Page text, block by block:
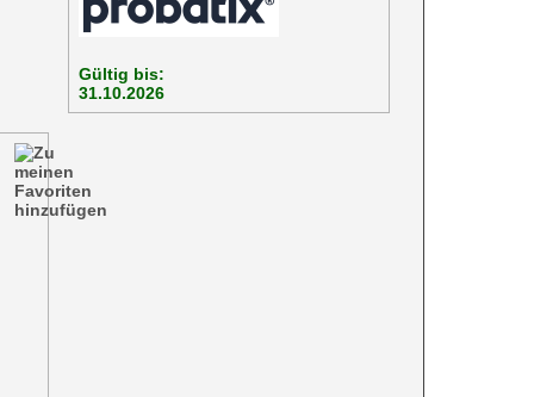
Gültig bis:
31.10.2026